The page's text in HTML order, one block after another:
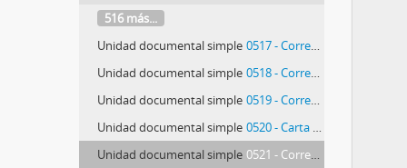
516 más...
Unidad documental simple 0517 - Correspondência de Maria Rita Andrea de Figueiredo Rodrigues Seixas
Unidad documental simple 0518 - Correspondência de Maria Rita Andrea de Figueiredo Rodrigues Seixas
Unidad documental simple 0519 - Correspondência de Hein Semke
Unidad documental simple 0520 - Carta de Alberto Rodrigues da Silva
Unidad documental simple 0521 - Correspondência de José Correia da Silva